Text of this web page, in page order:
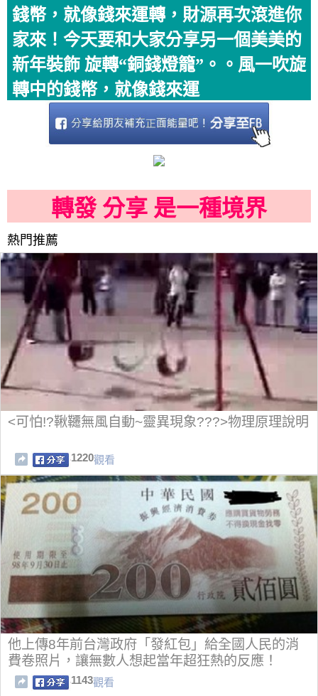
錢幣，就像錢來運轉，財源再次滾進你
家來！今天要和大家分享另一個美美的
新年裝飾 旋轉“銅錢燈籠”。。風一吹旋
轉中的錢幣，就像錢來運
轉發 分享 是一種境界
熱門推薦
<可怕!?鞦韆無風自動~靈異現象???>物理原理說明
1220觀看
他上傳8年前台灣政府「發紅包」給全國人民的消
費卷照片，讓無數人想起當年超狂熱的反應！
1143觀看